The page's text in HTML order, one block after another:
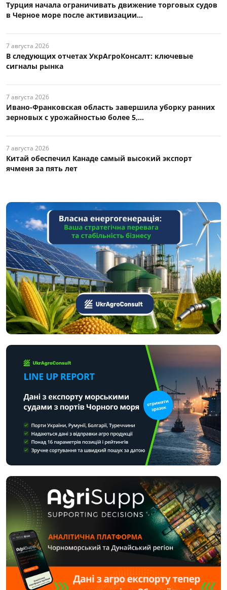
Турция начала ограничивать движение торговых судов
в Черное море после активизации...
7 августа 2026
В следующих отчетах УкрАгроКонсалт: ключевые
сигналы рынка
7 августа 2026
Ивано-Франковская область завершила уборку ранних
зерновых с урожайностью более 5,...
7 августа 2026
Китай обеспечил Канаде самый высокий экспорт
ячменя за пять лет